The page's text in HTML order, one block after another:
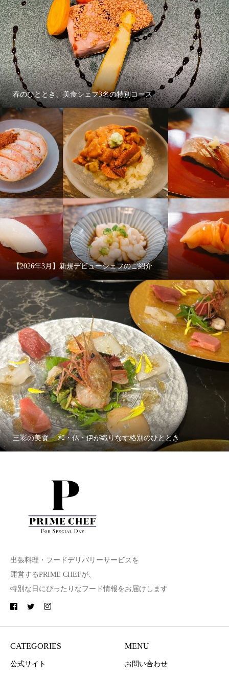
春のひととき、美食シェフ3名の特別コース
【2026年3月】新規デビューシェフのご紹介
三彩の美食 ─ 和・仏・伊が織りなす格別のひととき
出張料理・フードデリバリーサービスを
運営するPRIME CHEFが、
特別な日にぴったりなフード情報をお届けします
CATEGORIES
公式サイト
MENU
お問い合わせ